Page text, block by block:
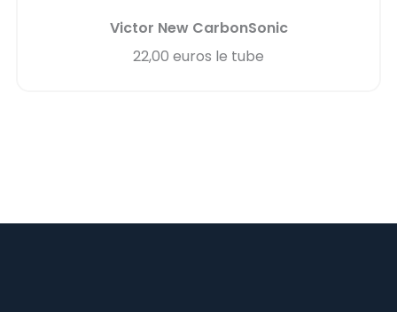
Victor New CarbonSonic
22,00 euros le tube